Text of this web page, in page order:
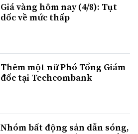
Giá vàng hôm nay (4/8): Tụt
dốc về mức thấp
Thêm một nữ Phó Tổng Giám
đốc tại Techcombank
Nhóm bất động sản dẫn sóng,